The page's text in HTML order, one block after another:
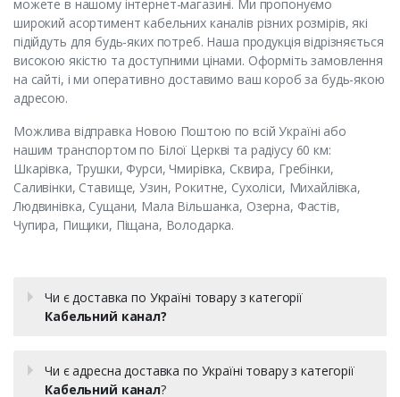
можете в нашому інтернет-магазині. Ми пропонуємо
широкий асортимент кабельних каналів різних розмірів, які
підійдуть для будь-яких потреб. Наша продукція відрізняється
високою якістю та доступними цінами. Оформіть замовлення
на сайті, і ми оперативно доставимо ваш короб за будь-якою
адресою.
Можлива відправка Новою Поштою по всій Україні або
нашим транспортом по Білої Церкві та радіусу 60 км:
Шкарівка, Трушки, Фурси, Чмирівка, Сквира, Гребінки,
Саливінки, Ставище, Узин, Рокитне, Сухоліси, Михайлівка,
Людвинівка, Сущани, Мала Вільшанка, Озерна, Фастів,
Чупира, Пищики, Піщана, Володарка.
Чи є доставка по Україні товару з категорії
Кабельний канал?
Чи є адресна доставка по Україні товару з категорії
Кабельний канал?